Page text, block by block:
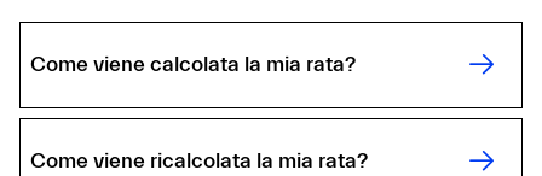
Come viene calcolata la mia rata?
Come viene ricalcolata la mia rata?